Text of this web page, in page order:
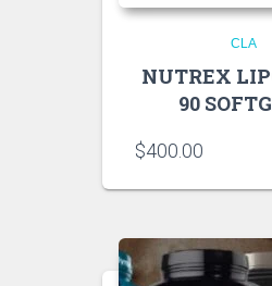
CLA
NUTREX
90
$400.00